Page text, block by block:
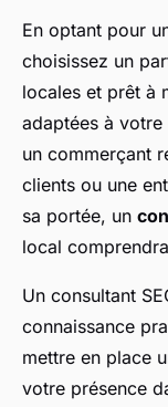
En optant pour
choisissez un
locales et prêt à
adaptées à
un commerçant
clients ou une
sa portée, un
local
Un consultant
connaissance
mettre en place
votre présence